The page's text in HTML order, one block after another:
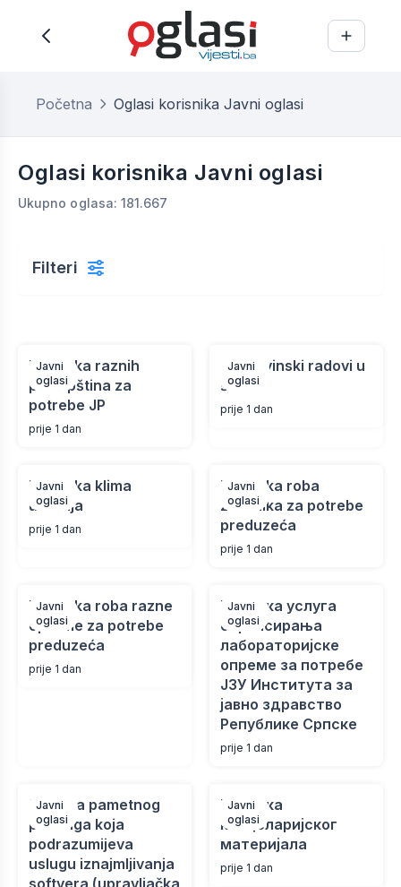
Početna Oglasi korisnika Javni oglasi
Oglasi korisnika Javni oglasi
Ukupno oglasa: 181.667
Filteri
Javni
oglasi
Nabavka raznih
potrepština za
potrebe JP
prije 1 dan
Javni
oglasi
Građevinski radovi u
školi
prije 1 dan
Javni
oglasi
Nabavka klima
uređaja
prije 1 dan
Javni
oglasi
Nabavka roba
zvučnika za potrebe
preduzeća
prije 1 dan
Javni
oglasi
Nabavka roba razne
opreme za potrebe
preduzeća
prije 1 dan
Javni
oglasi
Набавка услуга
сервисирања
лабораторијске
опреме за потребе
ЈЗУ Института за
јавно здравство
Републике Српске
prije 1 dan
Javni
oglasi
"Usluga pametnog
parkinga koja
podrazumijeva
uslugu iznajmljivanja
softvera (upravljačka
Javni
oglasi
Набавка
канцеларијског
материјала
prije 1 dan